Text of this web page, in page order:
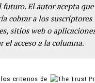
El autor acepta que
cobrar a los suscriptores
sitios web o
el acceso a la columna.
los criterios de